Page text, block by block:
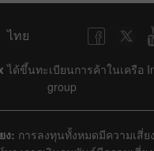
2026
4 years| Actual
ไทย
ได้ขึ้นทะเบียนการค้าในเครือ
group
ง: การลงทุนทั้งหมดมีความเสี่